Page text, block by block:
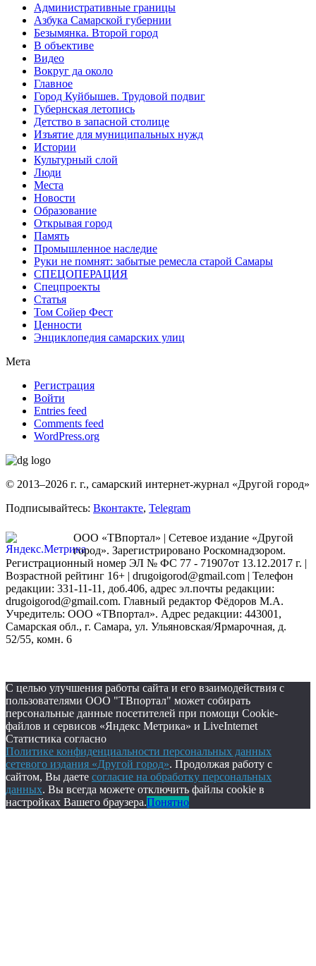
Административные границы
Азбука Самарской губернии
Безымянка. Второй город
В объективе
Видео
Вокруг да около
Главное
Город Куйбышев. Трудовой подвиг
Губернская летопись
Детство в запасной столице
Изъятие для муниципальных нужд
Истории
Культурный слой
Люди
Места
Новости
Образование
Открывая город
Память
Промышленное наследие
Руки не помнят: забытые ремесла старой Самары
СПЕЦОПЕРАЦИЯ
Спецпроекты
Статья
Том Сойер Фест
Ценности
Энциклопедия самарских улиц
Мета
Регистрация
Войти
Entries feed
Comments feed
WordPress.org
© 2013–2026 г. г., самарский интернет-журнал «Другой город»
Подписывайтесь: Вконтакте, Telegram
ООО «ТВпортал» | Сетевое издание «Другой
город». Зарегистрировано Роскомнадзором.
Регистрационный номер ЭЛ № ФС 77 - 71907от 13.12.2017 г. |
Возрастной рейтинг 16+ | drugoigorod@gmail.com | Телефон
редакции: 331-11-11, доб.406, адрес эл.почты редакции:
drugoigorod@gmail.com. Главный редактор Фёдоров М.А.
Учредитель: ООО «ТВпортал». Адрес редакции: 443001,
Самарская обл., г. Самара, ул. Ульяновская/Ярмарочная, д.
52/55, комн. 6
С целью улучшения работы сайта и его взаимодействия с
пользователями ООО "ТВпортал" может собирать
персональные данные посетителей при помощи Cookie-
файлов и сервисов «Яндекс Метрика» и LiveInternet
Статистика согласно
Политике конфиденциальности персональных данных
сетевого издания «Другой город». Продолжая работу с
сайтом, Вы даете согласие на обработку персональных
данных. Вы всегда можете отключить файлы cookie в
настройках Вашего браузера.Понятно